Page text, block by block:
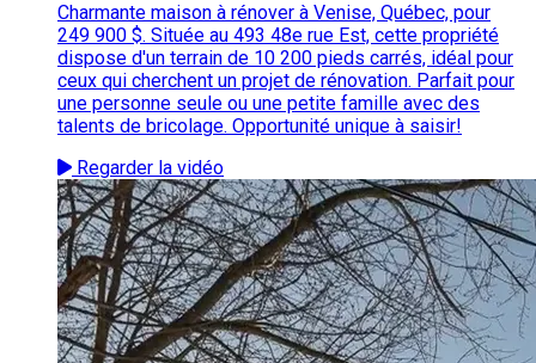
Charmante maison à rénover à Venise, Québec, pour
249 900 $. Située au 493 48e rue Est, cette propriété
dispose d'un terrain de 10 200 pieds carrés, idéal pour
ceux qui cherchent un projet de rénovation. Parfait pour
une personne seule ou une petite famille avec des
talents de bricolage. Opportunité unique à saisir!
Regarder la vidéo